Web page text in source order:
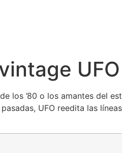
los ’80 o los amantes del
UFO reedita las